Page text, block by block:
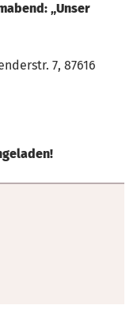
„Unser
7, 87616